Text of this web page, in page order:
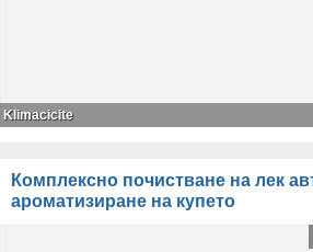
Klimacicite
Комплексно почистване на лек
ароматизиране на купето